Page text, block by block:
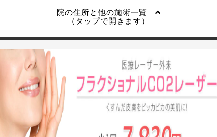
院の住所と他の施術一覧
（タップで開きます）